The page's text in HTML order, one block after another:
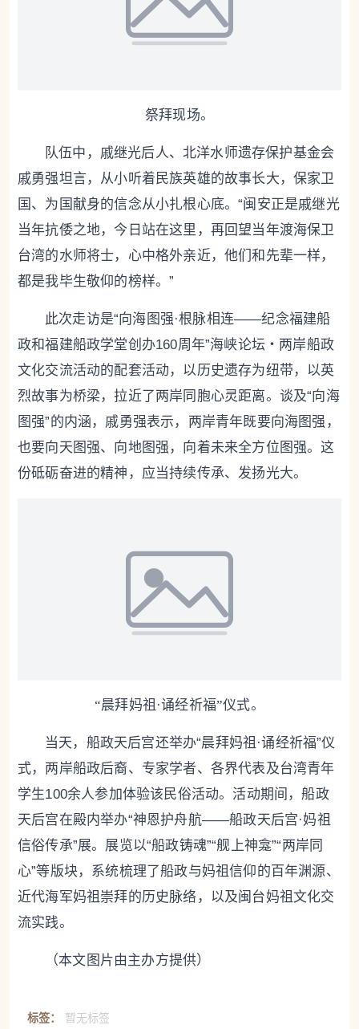
祭拜现场。
队伍中，戚继光后人、北洋水师遗存保护基金会
戚勇强坦言，从小听着民族英雄的故事长大，保家卫
国、为国献身的信念从小扎根心底。“闽安正是戚继光
当年抗倭之地，今日站在这里，再回望当年渡海保卫
台湾的水师将士，心中格外亲近，他们和先辈一样，
都是我毕生敬仰的榜样。”
此次走访是“向海图强·根脉相连——纪念福建船
政和福建船政学堂创办160周年”海峡论坛・两岸船政
文化交流活动的配套活动，以历史遗存为纽带，以英
烈故事为桥梁，拉近了两岸同胞心灵距离。谈及“向海
图强”的内涵，戚勇强表示，两岸青年既要向海图强，
也要向天图强、向地图强，向着未来全方位图强。这
份砥砺奋进的精神，应当持续传承、发扬光大。
“晨拜妈祖·诵经祈福”仪式。
当天，船政天后宫还举办“晨拜妈祖·诵经祈福”仪
式，两岸船政后裔、专家学者、各界代表及台湾青年
学生100余人参加体验该民俗活动。活动期间，船政
天后宫在殿内举办“神恩护舟航——船政天后宫·妈祖
信俗传承”展。展览以“船政铸魂”“舰上神龛”“两岸同
心”等版块，系统梳理了船政与妈祖信仰的百年渊源、
近代海军妈祖崇拜的历史脉络，以及闽台妈祖文化交
流实践。
（本文图片由主办方提供）
标签： 暂无标签